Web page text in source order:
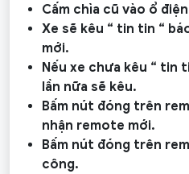
Cấm chìa cũ vào ổ
Xe sẽ kêu “ tin tin “
mới.
Nếu xe chưa kêu “ tin
lần nữa sẽ kêu.
Bấm nút đóng trên
nhận remote mới.
Bấm nút đóng trên
công.